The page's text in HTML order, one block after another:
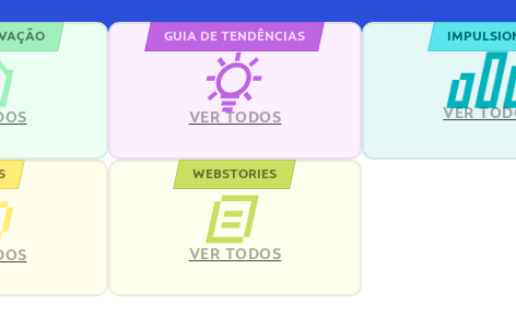
GUIA DE TENDÊNCIAS
VER TODOS VER
WEBSTORIES
VER TODOS